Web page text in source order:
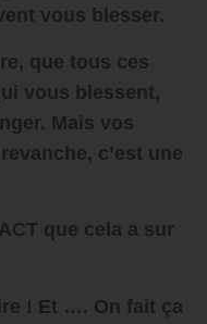
vous blesser.
que tous ces
vous blessent,
Mais vos
c’est une
que cela a sur
! Et …. On fait ça